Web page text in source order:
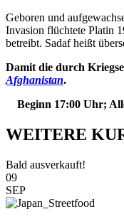
Geboren und
Invasion flüchtete Platin
betreibt. Sadaf heißt
Damit die durch
Afghanistan.
Beginn 17:00 Uhr;
WEITERE
Bald ausverkauft!
09
SEP